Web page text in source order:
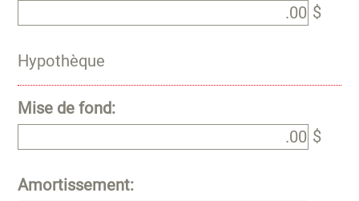
$
Hypothèque
Mise de fond:
$
Amortissement: